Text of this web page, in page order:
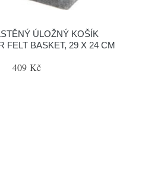
ÚLOŽNÝ KOŠÍK
FELT BASKET, 29 X 24 CM
409 Kč